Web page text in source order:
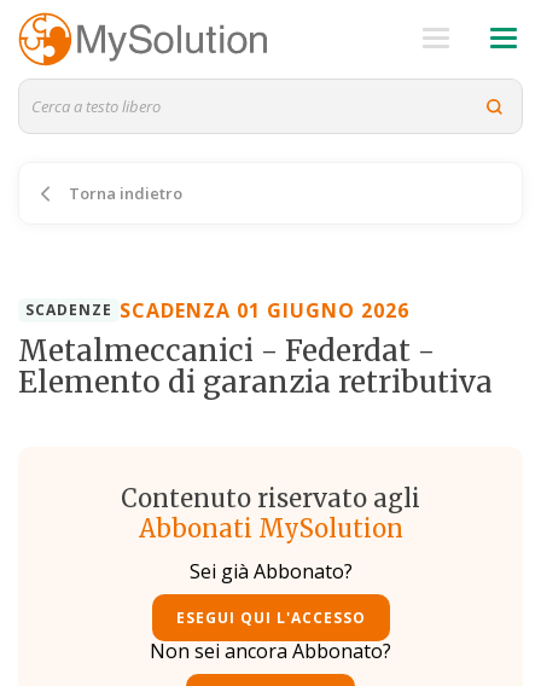
Torna indietro
SCADENZE SCADENZA 01 GIUGNO 2026
Metalmeccanici - Federdat -
Elemento di garanzia retributiva
Contenuto riservato agli
Abbonati MySolution
Sei già Abbonato?
ESEGUI QUI L'ACCESSO
Non sei ancora Abbonato?